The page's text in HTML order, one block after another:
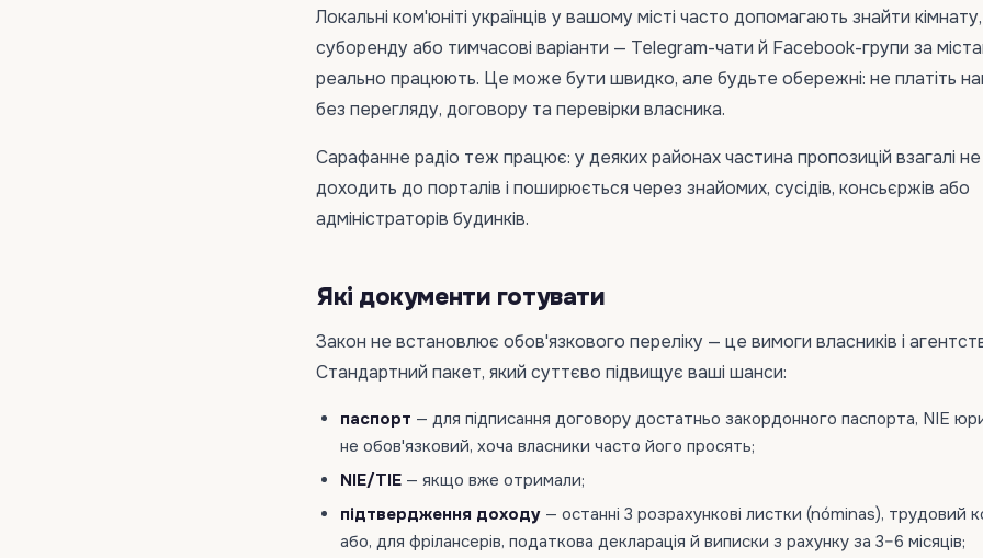
Локальні ком'юніті українців у вашому місті часто допомагають знайти кімнату,
суборенду або тимчасові варіанти — Telegram-чати й Facebook-групи за
реально працюють. Це може бути швидко, але будьте обережні: не платіть
без перегляду, договору та перевірки власника.
Сарафанне радіо теж працює: у деяких районах частина пропозицій взагалі не
доходить до порталів і поширюється через знайомих, сусідів, консьєржів або
адміністраторів будинків.
Які документи готувати
Закон не встановлює обов'язкового переліку — це вимоги власників і
Стандартний пакет, який суттєво підвищує ваші шанси:
паспорт — для підписання договору достатньо закордонного паспорта, NIE
не обов'язковий, хоча власники часто його просять;
NIE/TIE — якщо вже отримали;
підтвердження доходу — останні 3 розрахункові листки (nóminas), трудовий
або, для фрілансерів, податкова декларація й виписки з рахунку за 3–6 місяців;